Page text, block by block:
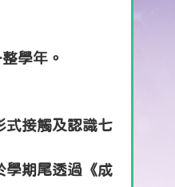
學年。
式接觸及認識七
學期尾透過《成